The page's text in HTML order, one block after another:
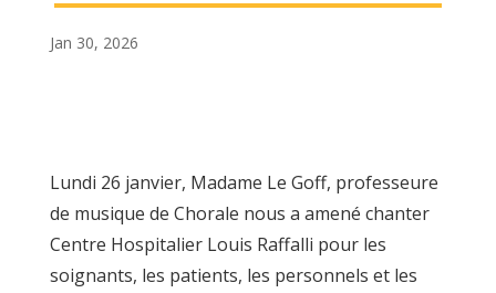
Jan 30, 2026
Lundi 26 janvier, Madame Le Goff, professeure
de musique de Chorale nous a amené chanter
Centre Hospitalier Louis Raffalli pour les
soignants, les patients, les personnels et les